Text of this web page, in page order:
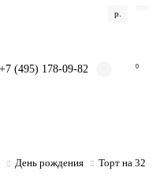
р.
+7 (495) 178-09-82 0
День рождения Торт на 32